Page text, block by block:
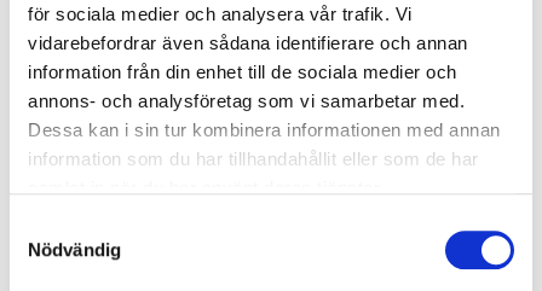
för sociala medier och analysera vår trafik. Vi
vidarebefordrar även sådana identifierare och annan
information från din enhet till de sociala medier och
annons- och analysföretag som vi samarbetar med.
Dessa kan i sin tur kombinera informationen med annan
information som du har tillhandahållit eller som de har
Nödvändig
Ljusstyrning:
DALI, Fasimpuls, DSI,
Korridorfunktion
Antal DALI-adresser:
1
Sensor:
Utan sensor